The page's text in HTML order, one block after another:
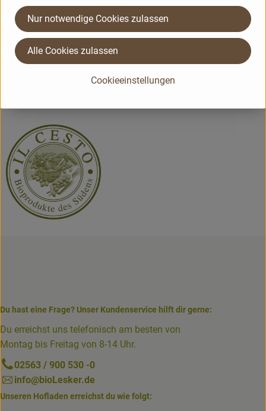
einzigartige Qualität aus.
Kontrollnummer DE-ÖKO-007
(Daten von Ecoinform)
Du hast eine Frage? Unser Kundenservice hilft dir gerne:
Du erreichst uns telefonisch am besten von
Montag bis Freitag von 8-14 Uhr.
02563 / 900 530 -0
info@bioLesker.de
Unseren Hofladen erreichst du wie folgt:
Cookieeinstellungen
Nur notwendige Cookies zulassen
Alle Cookies zulassen